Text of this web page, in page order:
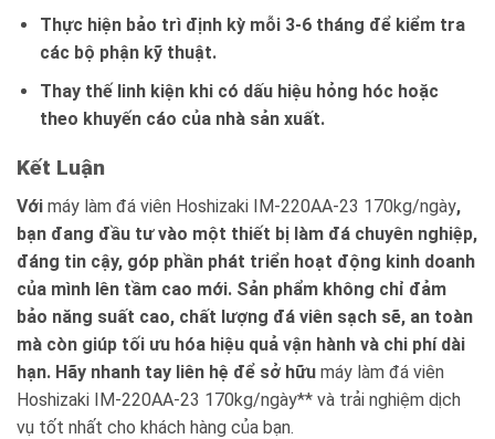
Thực hiện bảo trì định kỳ mỗi 3-6 tháng để kiểm tra
các bộ phận kỹ thuật.
Thay thế linh kiện khi có dấu hiệu hỏng hóc hoặc
theo khuyến cáo của nhà sản xuất.
Kết Luận
Với máy làm đá viên Hoshizaki IM-220AA-23 170kg/ngày,
bạn đang đầu tư vào một thiết bị làm đá chuyên nghiệp,
đáng tin cậy, góp phần phát triển hoạt động kinh doanh
của mình lên tầm cao mới. Sản phẩm không chỉ đảm
bảo năng suất cao, chất lượng đá viên sạch sẽ, an toàn
mà còn giúp tối ưu hóa hiệu quả vận hành và chi phí dài
hạn. Hãy nhanh tay liên hệ để sở hữu máy làm đá viên
Hoshizaki IM-220AA-23 170kg/ngày** và trải nghiệm dịch
vụ tốt nhất cho khách hàng của bạn.